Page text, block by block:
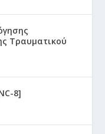
Τραυματικού
8]